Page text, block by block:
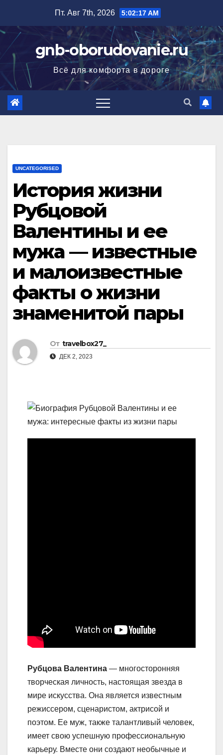
содержимому
Пт. Авг 7th, 2026 5:02:18 AM
gnb-oborudovanie.ru
Всё для комфорта в дороге
UNCATEGORISED
История жизни
Рубцовой
Валентины и ее
мужа — известные
и малоизвестные
факты о жизни
знаменитой пары
От travelbox27_
ДЕК 2, 2023
Рубцова Валентина — многосторонняя
творческая личность, настоящая звезда в
мире искусства. Она является известным
режиссером, сценаристом, актрисой и
поэтом. Ее муж, также талантливый человек,
имеет свою успешную профессиональную
карьеру. Вместе они создают необычные и